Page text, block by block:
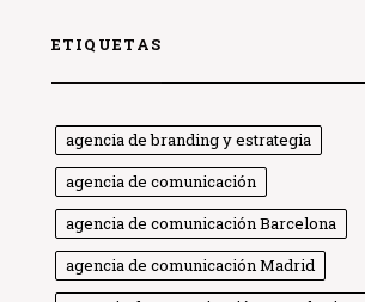
ETIQUETAS
agencia de branding y estrategia
agencia de comunicación
agencia de comunicación Barcelona
agencia de comunicación Madrid